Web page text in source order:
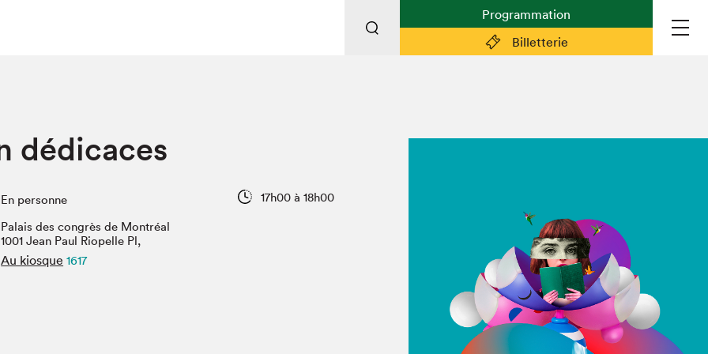
Billetterie
Programmation
Vidéos et balados
Espace exposant·e·s
Espace enseignant·e·s
Espace participant⋅e⋅s
Espace Salon dans la ville
Espace bénévoles
Devenir bénévole
dédicaces
En personne
17h00 à 18h00
Palais des congrès de Montréal
1001 Jean Paul Riopelle Pl,
Au kiosque 1617